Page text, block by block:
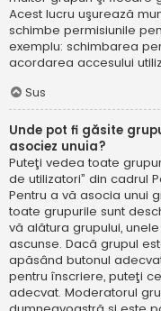
Acest lucru uşurează
schimbe permisiunile
exemplu: schimbarea
acordarea accesului
Sus
Unde pot fi găsite
asociez unuia?
Puteţi vedea toate
de utilizatori” din cadrul
Pentru a vă asocia unui
toate grupurile sunt
vă alătura grupului,
ascunse. Dacă grupul
apăsând butonul
pentru înscriere, puteţi
adecvat. Moderatorul